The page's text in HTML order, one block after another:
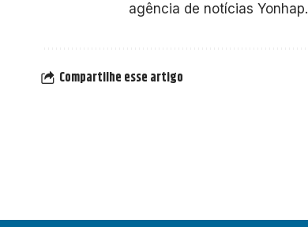
agência de notícias Yonhap.
Compartilhe esse artigo